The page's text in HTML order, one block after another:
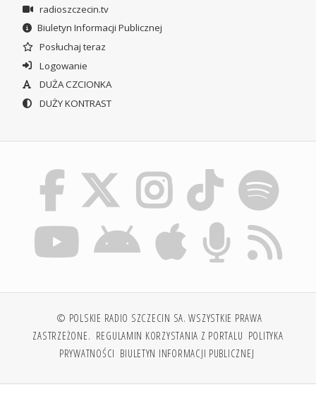
radioszczecin.tv
Biuletyn Informacji Publicznej
Posłuchaj teraz
Logowanie
DUŻA CZCIONKA
DUŻY KONTRAST
© POLSKIE RADIO SZCZECIN SA. WSZYSTKIE PRAWA
ZASTRZEŻONE. REGULAMIN KORZYSTANIA Z PORTALU POLITYKA
PRYWATNOŚCI BIULETYN INFORMACJI PUBLICZNEJ